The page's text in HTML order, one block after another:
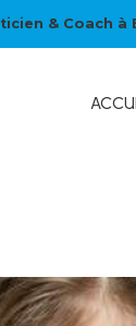
& Coach à